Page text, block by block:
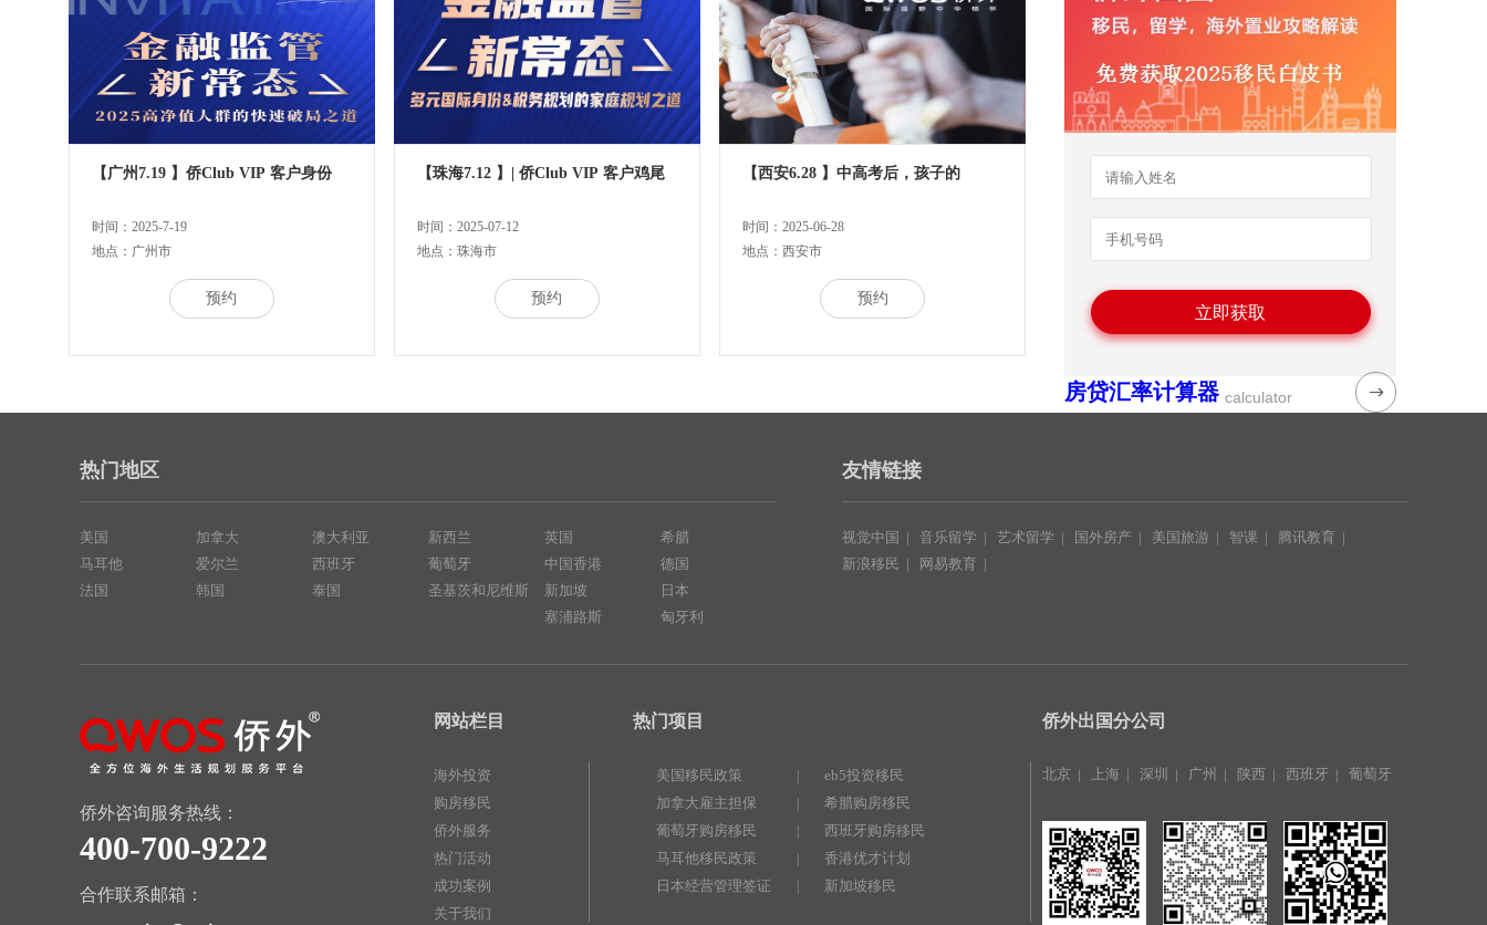
【广州7.19 】侨Club VIP 客户身份
时间：2025-7-19
地点：广州市
预约
【珠海7.12 】| 侨Club VIP 客户鸡尾
时间：2025-07-12
地点：珠海市
预约
【西安6.28 】中高考后，孩子的
时间：2025-06-28
地点：西安市
预约
房贷汇率计算器 calculator
热门地区
美国
马耳他
法国
加拿大
爱尔兰
韩国
澳大利亚
西班牙
泰国
新西兰
葡萄牙
圣基茨和尼维斯
英国
中国香港
新加坡
塞浦路斯
希腊
德国
日本
匈牙利
友情链接
视觉中国 | 音乐留学 | 艺术留学 | 国外房产 | 美国旅游 | 智课 | 腾讯教育 |
新浪移民 | 网易教育 |
侨外咨询服务热线：
400-700-9222
合作联系邮箱：
网站栏目
海外投资
购房移民
侨外服务
热门活动
成功案例
关于我们
热门项目
美国移民政策
eb5投资移民
加拿大雇主担保
希腊购房移民
葡萄牙购房移民
西班牙购房移民
马耳他移民政策
香港优才计划
日本经营管理签证
新加坡移民
侨外出国分公司
北京 | 上海 | 深圳 | 广州 | 陕西 | 西班牙 | 葡萄牙